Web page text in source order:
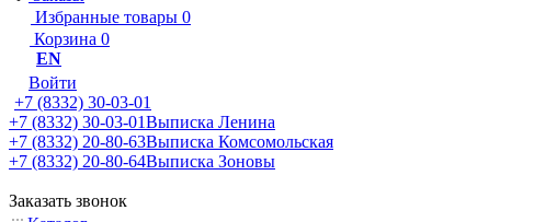
Избранные товары 0
Корзина 0
EN
Войти
+7 (8332) 30-03-01
+7 (8332) 30-03-01Выписка Ленина
+7 (8332) 20-80-63Выписка Комсомольская
+7 (8332) 20-80-64Выписка Зоновы
Заказать звонок